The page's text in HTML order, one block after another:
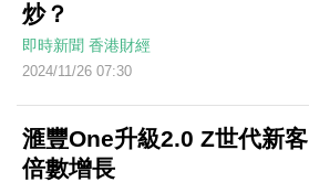
炒？
即時新聞 香港財經
2024/11/26 07:30
滙豐One升級2.0 Z世代新客
倍數增長